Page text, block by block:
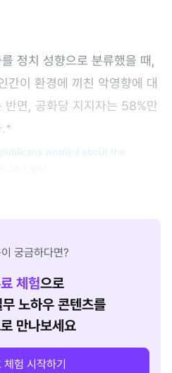
정치 성향으로 분류했을 때,
간이 환경에 끼친 악영향에 대
반면, 공화당 지지자는 58%만
.*
worried about the
궁금하다면?
체험으로
노하우 콘텐츠를
만나보세요
체험 시작하기